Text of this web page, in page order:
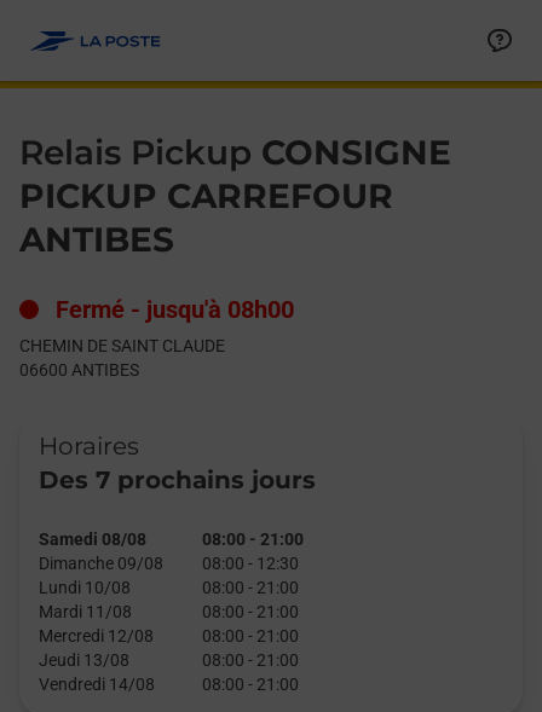
Relais Pickup CONSIGNE
PICKUP CARREFOUR
ANTIBES
Fermé - jusqu'à 08h00
CHEMIN DE SAINT CLAUDE
06600 ANTIBES
Horaires
Des 7 prochains jours
Samedi 08/08 08:00 - 21:00
Dimanche 09/08
08:00 - 12:30
Lundi 10/08
08:00 - 21:00
Mardi 11/08
08:00 - 21:00
Mercredi 12/08
08:00 - 21:00
Jeudi 13/08
08:00 - 21:00
Vendredi 14/08
08:00 - 21:00